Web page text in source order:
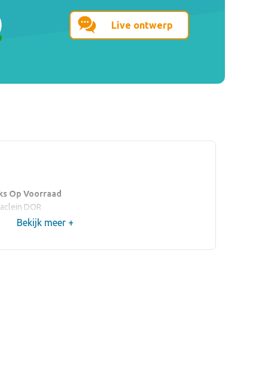
Live ontwerp
Op de binnenste
Op Voorraad
DOR
Bekijk meer +